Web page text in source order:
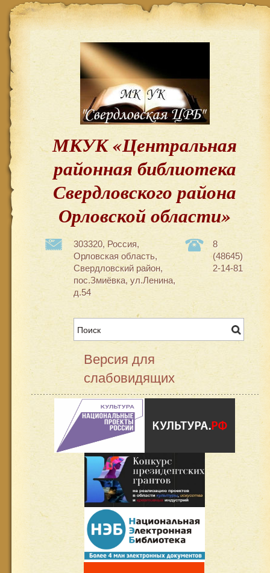
МКУК «Центральная
районная библиотека
Свердловского района
Орловской области»
303320, Россия,
Орловская область,
Свердловский район,
пос.Змиёвка, ул.Ленина,
д.54
8
(48645)
2-14-81
Версия для
слабовидящих